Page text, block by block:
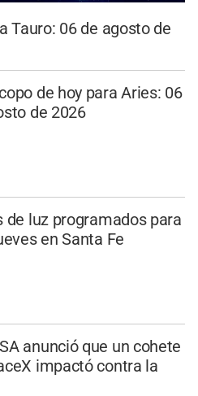
Tauro: 06 de agosto de
de hoy para Aries: 06
de 2026
de luz programados para
en Santa Fe
anunció que un cohete
impactó contra la